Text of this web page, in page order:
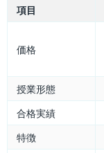
項目
価格
授業形態
合格実績
特徴